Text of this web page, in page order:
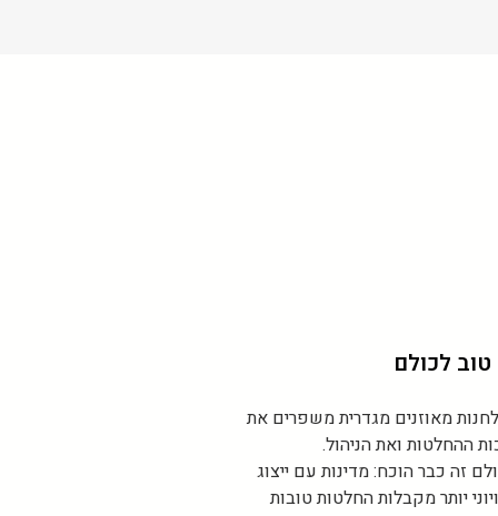
טוב לכולם
מאוזנים מגדרית משפרים את
ההחלטות ואת הניהול.
זה כבר הוכח: מדינות עם ייצוג
יותר מקבלות החלטות טובות